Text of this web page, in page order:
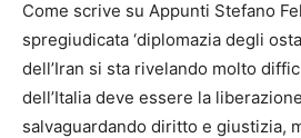
Come scrive su Appunti Stefano
spregiudicata ‘diplomazia degli
dell’Iran si sta rivelando molto
dell’Italia deve essere la
salvaguardando diritto e giustizia,